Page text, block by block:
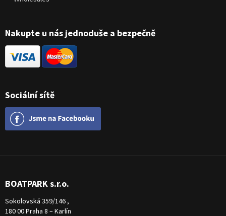
Sociální sítě
Nakupte u nás jednoduše a bezpečně
BOATPARK s.r.o.
Sokolovská 359/146 ,
180 00 Praha 8 – Karlín